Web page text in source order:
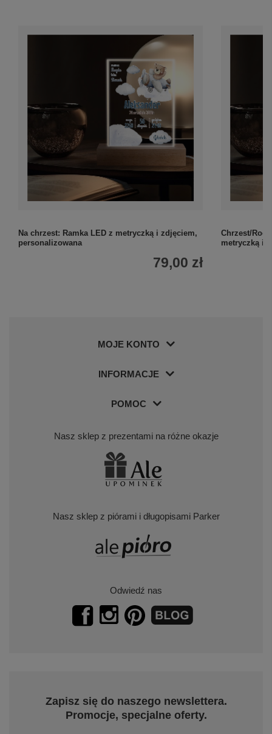
Na chrzest: Ramka LED z metryczką i zdjęciem,
personalizowana
79,00 zł
Chrzest/
metryczką i
MOJE KONTO
INFORMACJE
POMOC
Nasz sklep z prezentami na różne okazje
Nasz sklep z piórami i długopisami Parker
Odwiedź nas
Zapisz się do naszego newslettera.
Promocje, specjalne oferty.